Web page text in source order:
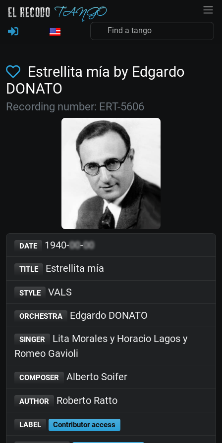
Estrellita mía by Edgardo
DONATO
Recording number: ERT-5606
DATE 1940-00-00
TITLE Estrellita mía
STYLE VALS
ORCHESTRA Edgardo DONATO
SINGER
Lita Morales y Horacio Lagos y
Romeo Gavioli
COMPOSER Alberto Soifer
AUTHOR Roberto Ratto
LABEL Contributor access